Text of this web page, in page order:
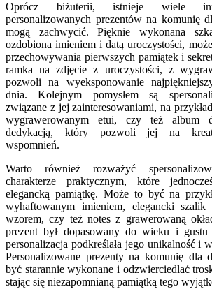
Oprócz biżuterii, istnieje wiele
personalizowanych prezentów na komunię
mogą zachwycić. Pięknie wykonana
ozdobiona imieniem i datą uroczystości,
przechowywania pierwszych pamiątek i
ramka na zdjęcie z uroczystości, z
pozwoli na wyeksponowanie
dnia. Kolejnym pomysłem są
związane z jej zainteresowaniami, na
wygrawerowanym etui, czy też album
dedykacją, który pozwoli jej na
wspomnień.
Warto również rozważyć
charakterze praktycznym, które
elegancką pamiątkę. Może to być na
wyhaftowanym imieniem, elegancki szalik
wzorem, czy też notes z grawerowaną
prezent był dopasowany do wieku i
personalizacja podkreślała jego unikalność i
Personalizowane prezenty na komunię dla
być starannie wykonane i odzwierciedlać
stając się niezapomnianą pamiątką tego